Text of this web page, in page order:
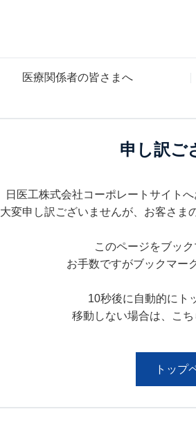
医療関係者の皆さまへ
申し訳ご
日医工株式会社コーポレートサイト
大変申し訳ございませんが、お客さま
このページをブッ
お手数ですがブックマー
10秒後に自動的にト
移動しない場合は、こち
トップ